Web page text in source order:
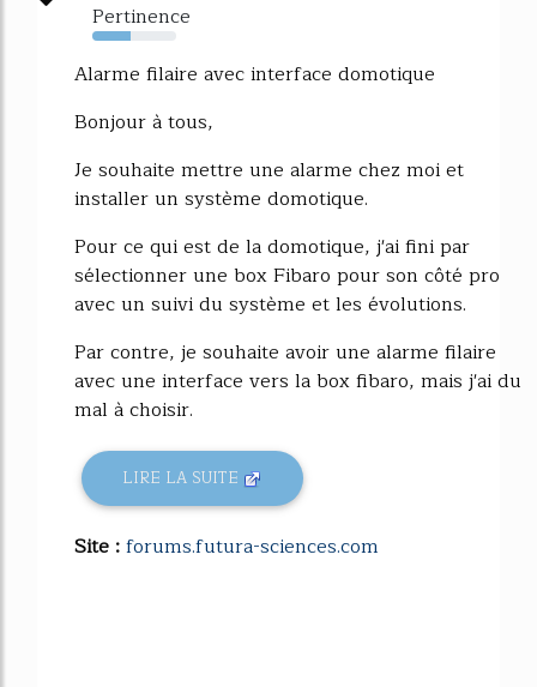
Pertinence
46%
Alarme filaire avec interface domotique
Bonjour à tous,
Je souhaite mettre une alarme chez moi et
installer un système domotique.
Pour ce qui est de la domotique, j'ai fini par
sélectionner une box Fibaro pour son côté pro
avec un suivi du système et les évolutions.
Par contre, je souhaite avoir une alarme filaire
avec une interface vers la box fibaro, mais j'ai du
mal à choisir.
LIRE LA SUITE
Site :forums.futura-sciences.com